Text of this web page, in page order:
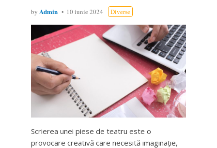
by Admin 10 iunie 2024 Diverse
Scrierea unei piese de teatru este o
provocare creativă care necesită imaginație,